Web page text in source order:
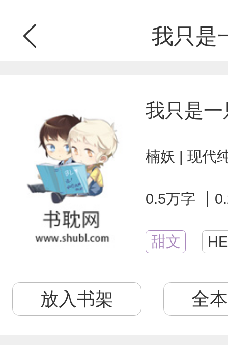
我只是
我只是
楠妖 | 现代
0.5万字
甜文 HE
放入书架 全